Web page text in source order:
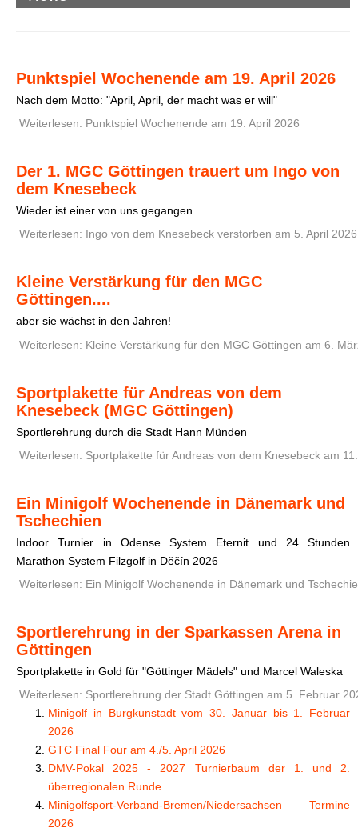
Punktspiel Wochenende am 19. April 2026
Nach dem Motto: "April, April, der macht was er will"
Weiterlesen: Punktspiel Wochenende am 19. April 2026
Der 1. MGC Göttingen trauert um Ingo von
dem Knesebeck
Wieder ist einer von uns gegangen.......
Weiterlesen: Ingo von dem Knesebeck verstorben am 5. April 2026
Kleine Verstärkung für den MGC
Göttingen....
aber sie wächst in den Jahren!
Weiterlesen: Kleine Verstärkung für den MGC Göttingen am 6.
Sportplakette für Andreas von dem
Knesebeck (MGC Göttingen)
Sportlerehrung durch die Stadt Hann Münden
Weiterlesen: Sportplakette für Andreas von dem Knesebeck am
Ein Minigolf Wochenende in Dänemark und
Tschechien
Indoor Turnier in Odense System Eternit und 24 Stunden
Marathon System Filzgolf in Děčín 2026
Weiterlesen: Ein Minigolf Wochenende in Dänemark und
Sportlerehrung in der Sparkassen Arena in
Göttingen
Sportplakette in Gold für "Göttinger Mädels" und Marcel Waleska
Weiterlesen: Sportlerehrung der Stadt Göttingen am 5. Februar
Minigolf in Burgkunstadt vom 30. Januar bis 1. Februar
2026
GTC Final Four am 4./5. April 2026
DMV-Pokal 2025 - 2027 Turnierbaum der 1. und 2.
überregionalen Runde
Minigolfsport-Verband-Bremen/Niedersachsen Termine
2026